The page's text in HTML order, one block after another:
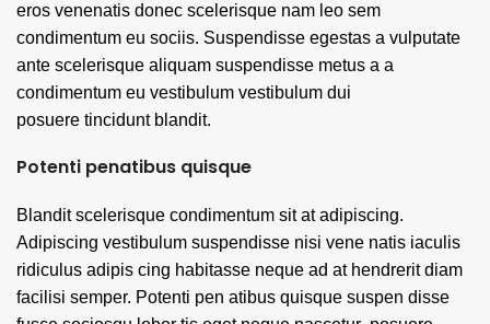
eros venenatis donec scelerisque nam leo sem
condimentum eu sociis. Suspendisse egestas a vulputate
ante scelerisque aliquam suspendisse metus a a
condimentum eu vestibulum vestibulum dui
posuere tincidunt blandit.
Potenti penatibus quisque
Blandit scelerisque condimentum sit at adipiscing.
Adipiscing vestibulum suspendisse nisi vene natis iaculis
ridiculus adipis cing habitasse neque ad at hendrerit diam
facilisi semper. Potenti pen atibus quisque suspen disse